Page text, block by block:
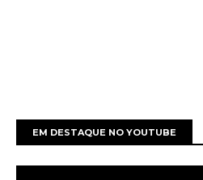
EM DESTAQUE NO YOUTUBE